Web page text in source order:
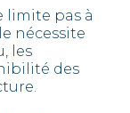
limite pas à
nécessite
les
des